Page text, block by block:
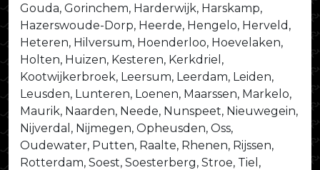
Gouda, Gorinchem, Harderwijk, Harskamp,
Hazerswoude-Dorp, Heerde, Hengelo, Herveld,
Heteren, Hilversum, Hoenderloo, Hoevelaken,
Holten, Huizen, Kesteren, Kerkdriel,
Kootwijkerbroek, Leersum, Leerdam, Leiden,
Leusden, Lunteren, Loenen, Maarssen, Markelo,
Maurik, Naarden, Neede, Nunspeet, Nieuwegein,
Nijverdal, Nijmegen, Opheusden, Oss,
Oudewater, Putten, Raalte, Rhenen, Rijssen,
Rotterdam, Soest, Soesterberg, Stroe, Tiel,